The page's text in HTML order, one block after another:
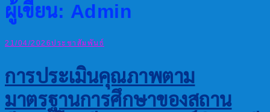
ผู้เขียน: Admin
21/04/2026ประชาสัมพันธ์
การประเมินคุณภาพตาม
มาตรฐานการศึกษาของสถาน